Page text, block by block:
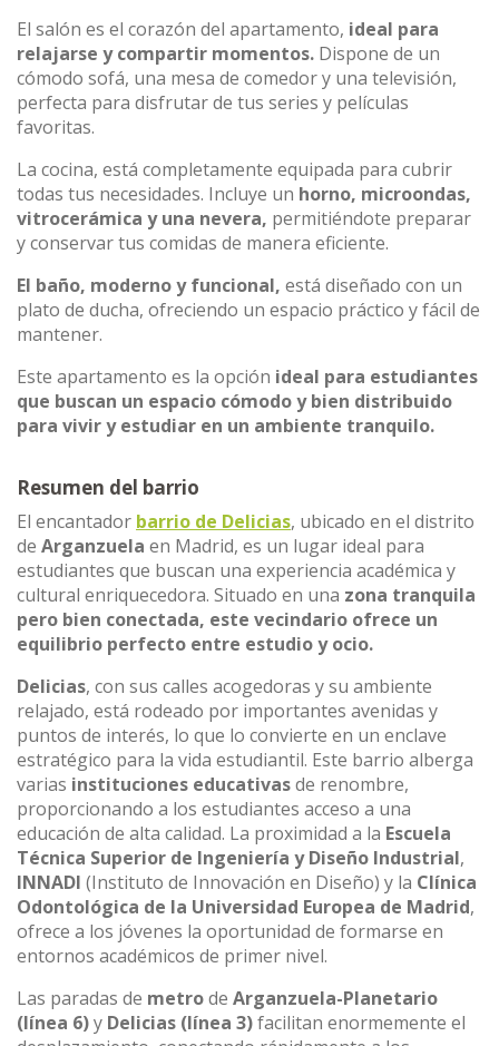
El salón es el corazón del apartamento, ideal para
relajarse y compartir momentos. Dispone de un
cómodo sofá, una mesa de comedor y una televisión,
perfecta para disfrutar de tus series y películas
favoritas.
La cocina, está completamente equipada para cubrir
todas tus necesidades. Incluye un horno, microondas,
vitrocerámica y una nevera, permitiéndote preparar
y conservar tus comidas de manera eficiente.
El baño, moderno y funcional, está diseñado con un
plato de ducha, ofreciendo un espacio práctico y fácil de
mantener.
Este apartamento es la opción ideal para estudiantes
que buscan un espacio cómodo y bien distribuido
para vivir y estudiar en un ambiente tranquilo.
Resumen del barrio
El encantador barrio de Delicias, ubicado en el distrito
de Arganzuela en Madrid, es un lugar ideal para
estudiantes que buscan una experiencia académica y
cultural enriquecedora. Situado en una zona tranquila
pero bien conectada, este vecindario ofrece un
equilibrio perfecto entre estudio y ocio.
Delicias, con sus calles acogedoras y su ambiente
relajado, está rodeado por importantes avenidas y
puntos de interés, lo que lo convierte en un enclave
estratégico para la vida estudiantil. Este barrio alberga
varias instituciones educativasde renombre,
proporcionando a los estudiantes acceso a una
educación de alta calidad. La proximidad a la Escuela
Técnica Superior de Ingeniería y Diseño Industrial,
INNADI (Instituto de Innovación en Diseño) y la Clínica
Odontológica de la Universidad Europea de Madrid,
ofrece a los jóvenes la oportunidad de formarse en
entornos académicos de primer nivel.
Las paradas de metrode Arganzuela-Planetario
(línea 6)y Delicias (línea 3)facilitan enormemente el